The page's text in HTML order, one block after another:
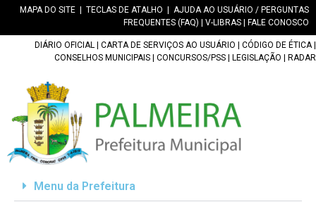
MAPA DO SITE TECLAS DE ATALHO
AJUDA AO USUÁRIO / PERGUNTAS
FREQUENTES (FAQ)
V-LIBRAS FALE CONOSCO
DIÁRIO OFICIAL CARTA DE SERVIÇOS AO USUÁRIO CÓDIGO DE ÉTICA|
CONSELHOS MUNICIPAIS
CONCURSOS/PSS LEGISLAÇÃO RADAR
Menu da Prefeitura